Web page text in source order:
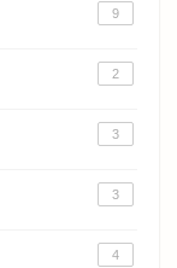
9
2
3
3
4